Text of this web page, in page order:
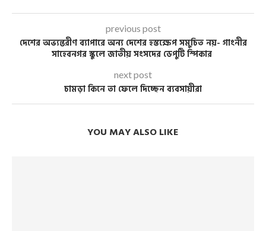
previous post
দেশের অভ্যন্তরীণ ব্যাপারে অন্য দেশের হস্তক্ষেপ সমুচিত নয়- গাংনীর
সাহেবনগর স্কুলে জাতীয় সংসদের ডেপুটি স্পিকার
next post
চামড়া কিনে তা ফেলে দিচ্ছেন ব্যবসায়ীরা
YOU MAY ALSO LIKE